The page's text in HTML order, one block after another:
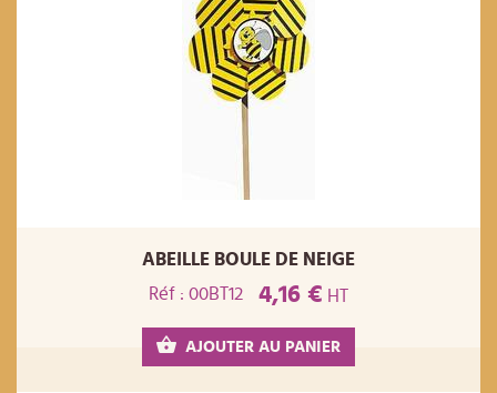
ABEILLE BOULE DE NEIGE
Réf : 00BT12
4,16 € HT
AJOUTER AU PANIER